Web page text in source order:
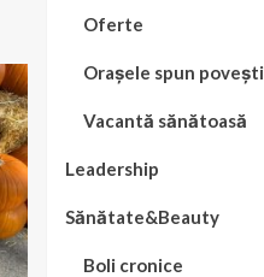
Oferte
Orașele spun povești
Vacantă sănătoasă
Leadership
Sănătate&Beauty
Boli cronice